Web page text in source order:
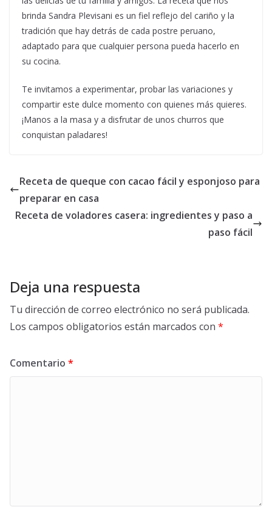
brinda Sandra Plevisani es un fiel reflejo del cariño y la
tradición que hay detrás de cada postre peruano,
adaptado para que cualquier persona pueda hacerlo en
su cocina.
Te invitamos a experimentar, probar las variaciones y
compartir este dulce momento con quienes más quieres.
¡Manos a la masa y a disfrutar de unos churros que
conquistan paladares!
Receta de queque con cacao fácil y esponjoso para
preparar en casa
Receta de voladores casera: ingredientes y paso a
paso fácil
Deja una respuesta
Tu dirección de correo electrónico no será publicada.
Los campos obligatorios están marcados con *
Comentario *